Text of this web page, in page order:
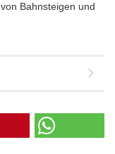
Bahnsteigen und